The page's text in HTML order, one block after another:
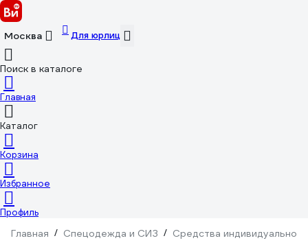
Москва Для юрлиц
Поиск в каталоге
Главная
Каталог
Корзина
Избранное
Профиль
Главная / Спецодежда и СИЗ / Средства индивидуальной